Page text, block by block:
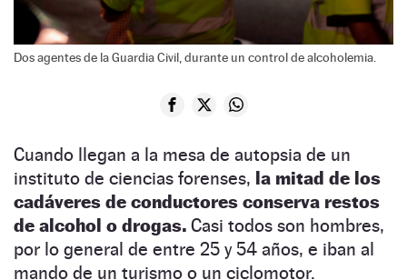
Dos agentes de la Guardia Civil, durante un control de alcoholemia.
Cuando llegan a la mesa de autopsia de un
instituto de ciencias forenses, la mitad de los
cadáveres de conductores conserva restos
de alcohol o drogas. Casi todos son hombres,
por lo general de entre 25 y 54 años, e iban al
mando de un turismo o un ciclomotor.